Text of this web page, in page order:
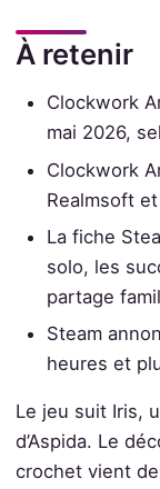
À retenir
Clockwork
mai 2026,
Clockwork
Realmsoft
La fiche
solo, les
partage
Steam
heures et
Le jeu suit Iris,
d’Aspida. Le
crochet vient